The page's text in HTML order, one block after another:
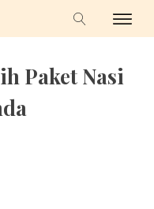
Paket Nasi